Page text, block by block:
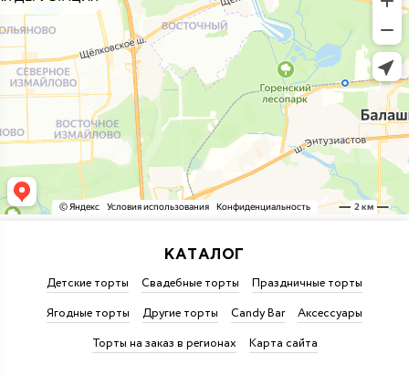
КАТАЛОГ
Детские торты Свадебные торты
Праздничные торты
Ягодные торты
Другие торты Candy Bar
Аксессуары
Торты на заказ в регионах
Карта сайта